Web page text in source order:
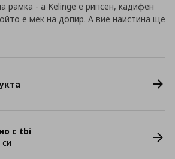
рамка - а Kelinge е рипсен, кадифен
е мек на допир. А вие наистина ще
с tbi